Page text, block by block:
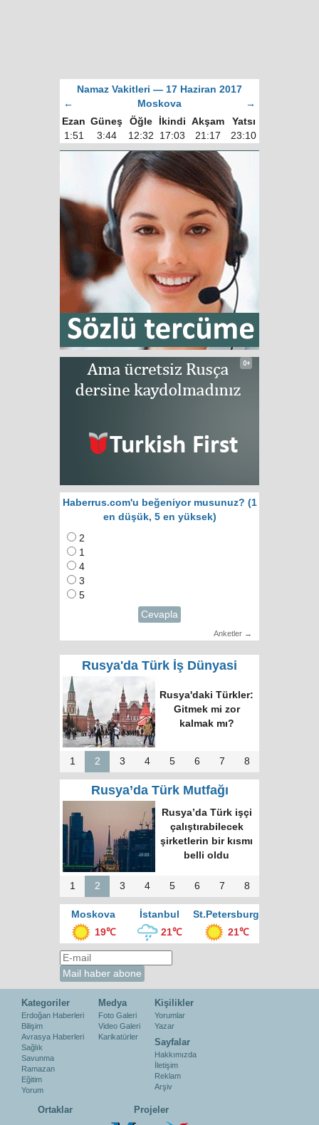
Namaz Vakitleri — 17 Haziran 2017
←
Moskova
→
Ezan Güneş Öğle İkindi Akşam
Yatsı
1:51
3:44 12:32 17:03 21:17 23:10
Haberrus.com'u beğeniyor musunuz? (1
en düşük, 5 en yüksek)
2
1
4
3
5
Cevapla
Anketler →
Rusya'da Türk İş Dünyasi
Rusya'daki Türkler:
Gitmek mi zor
kalmak mı?
1 2 3 4 5 6 7 8
Rusya’da Türk Mutfağı
Rusya’da Türk işçi
çalıştırabilecek
şirketlerin bir kısmı
belli oldu
1 2 3 4 5 6 7 8
Moskova İstanbul
St.Petersburg
19℃
21℃ 21℃
Kategoriler
Erdoğan Haberleri
Bilişim
Avrasya Haberleri
Sağlık
Savunma
Ramazan
Eğitim
Yorum
Medya
Foto Galeri
Video Galeri
Karikatürler
Kişilikler
Yorumlar
Yazar
Sayfalar
Hakkımızda
İletişim
Reklam
Arşiv
Ortaklar Projeler